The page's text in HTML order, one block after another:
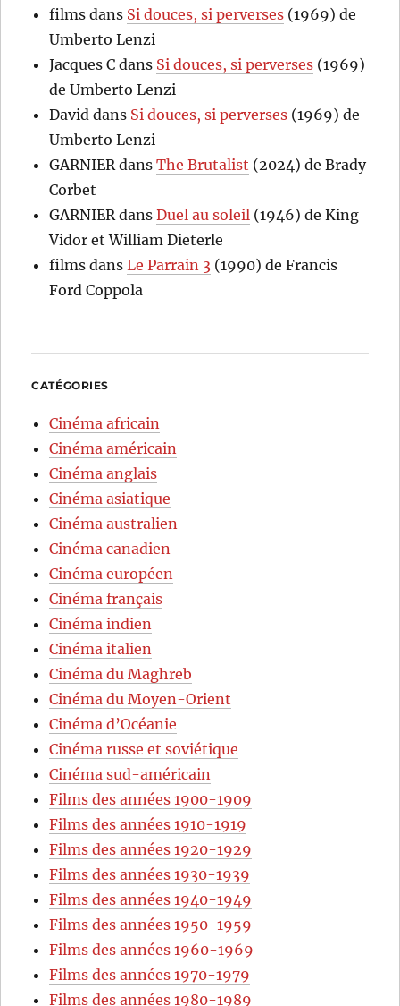
films dans Si douces, si perverses (1969) de
Umberto Lenzi
Jacques C dans Si douces, si perverses (1969)
de Umberto Lenzi
David dans Si douces, si perverses (1969) de
Umberto Lenzi
GARNIERdansThe Brutalist (2024) de Brady
Corbet
GARNIERdansDuel au soleil (1946) de King
Vidor et William Dieterle
films dansLe Parrain 3 (1990) de Francis
Ford Coppola
CATÉGORIES
Cinéma africain
Cinéma américain
Cinéma anglais
Cinéma asiatique
Cinéma australien
Cinéma canadien
Cinéma européen
Cinéma français
Cinéma indien
Cinéma italien
Cinéma du Maghreb
Cinéma du Moyen-Orient
Cinéma d’Océanie
Cinéma russe et soviétique
Cinéma sud-américain
Films des années 1900-1909
Films des années 1910-1919
Films des années 1920-1929
Films des années 1930-1939
Films des années 1940-1949
Films des années 1950-1959
Films des années 1960-1969
Films des années 1970-1979
Films des années 1980-1989